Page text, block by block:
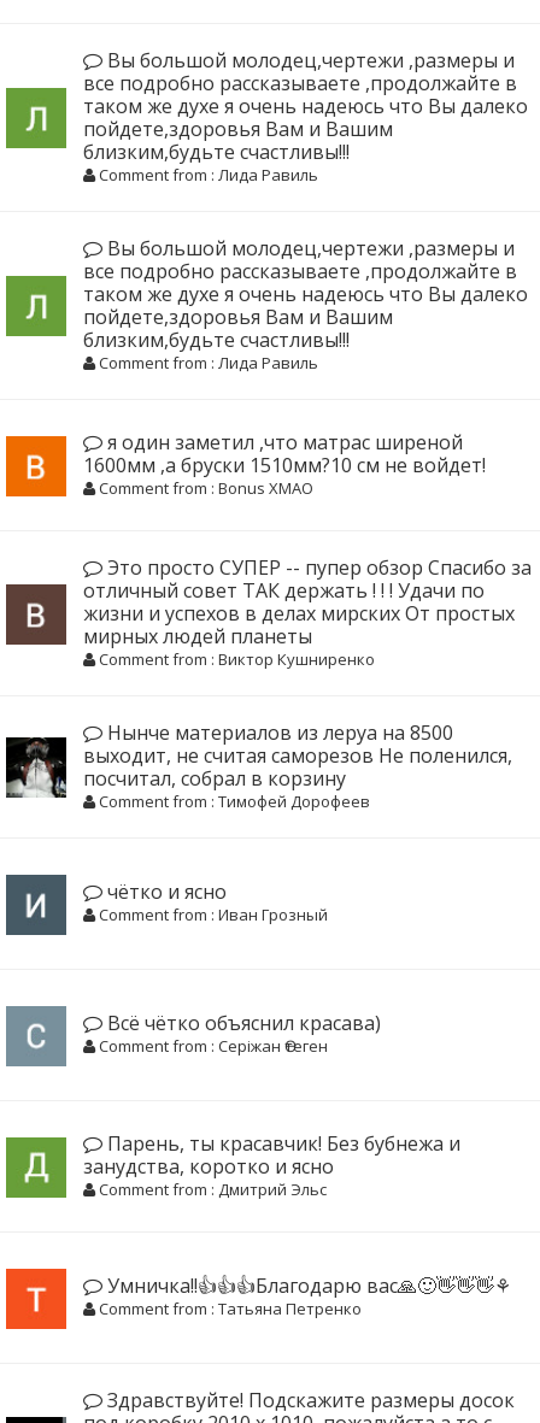
Вы большой молодец,чертежи ,размеры и
все подробно рассказываете ,продолжайте в
таком же духе я очень надеюсь что Вы далеко
пойдете,здоровья Вам и Вашим
близким,будьте счастливы!!!
Comment from : Лида Равиль
Вы большой молодец,чертежи ,размеры и
все подробно рассказываете ,продолжайте в
таком же духе я очень надеюсь что Вы далеко
пойдете,здоровья Вам и Вашим
близким,будьте счастливы!!!
Comment from : Лида Равиль
я один заметил ,что матрас ширеной
1600мм ,а бруски 1510мм?10 см не войдет!
Comment from : Bonus XMAO
Это просто СУПЕР -- пупер обзор Спасибо за
отличный совет ТАК держать ! ! ! Удачи по
жизни и успехов в делах мирских От простых
мирных людей планеты
Comment from : Виктор Кушниренко
Нынче материалов из леруа на 8500
выходит, не считая саморезов Не поленился,
посчитал, собрал в корзину
Comment from : Тимофей Дорофеев
чётко и ясно
Comment from : Иван Грозный
Всё чётко объяснил красава)
Comment from : Серіжан Өтеген
Парень, ты красавчик! Без бубнежа и
занудства, коротко и ясно
Comment from : Дмитрий Эльс
Умничка!!👍👍👍Благодарю вас🙏🙂👋👋👋⚘
Comment from : Татьяна Петренко
Здравствуйте! Подскажите размеры досок